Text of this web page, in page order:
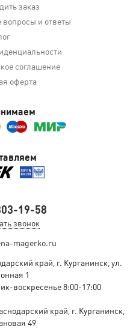
заказ
вопросы и ответы
соглашение
оферта
19-58
звонок
magerko.ru
край, г. Курганинск, ул.
1
воскресенье 8:00-17:00
край, г. Курганинск,
49